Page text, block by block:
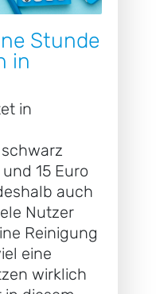
Stunde
in
in
15 Euro
auch
Nutzer
Reinigung
eine
wirklich